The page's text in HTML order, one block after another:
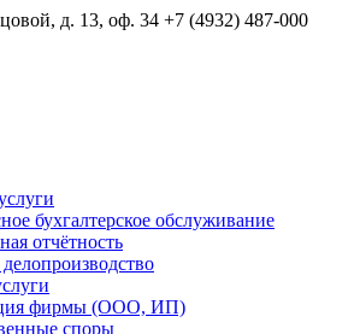
д. 13, оф. 34 +7 (4932) 487-000
услуги
бухгалтерское обслуживание
отчётность
фирмы (ООО, ИП)
споры